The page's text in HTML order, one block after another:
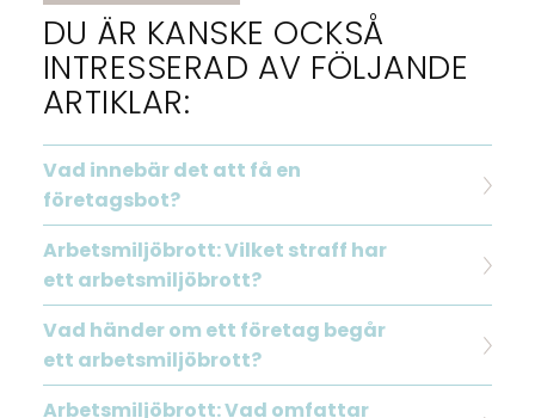
DU ÄR KANSKE OCKSÅ
INTRESSERAD AV FÖLJANDE
ARTIKLAR:
Vad innebär det att få en
företagsbot?
Arbetsmiljöbrott: Vilket straff har
ett arbetsmiljöbrott?
Vad händer om ett företag begår
ett arbetsmiljöbrott?
Arbetsmiljöbrott: Vad omfattar